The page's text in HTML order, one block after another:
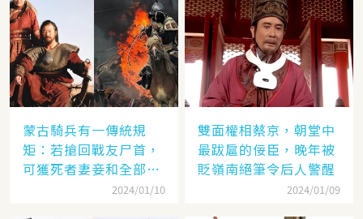
蒙古騎兵有一傳統規
矩：若搶回戰友尸首，
可獲死者妻妾和全部牲
2024/01/10
雙面權相蔡京，朝堂中
最跋扈的佞臣，晚年被
貶嶺南絕筆令后人警醒
2024/01/09